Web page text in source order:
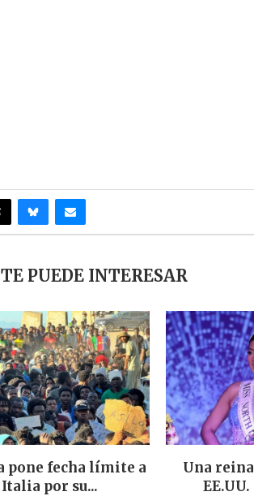
PUEDE INTERESAR
pone fecha límite a
Italia por su...
Una